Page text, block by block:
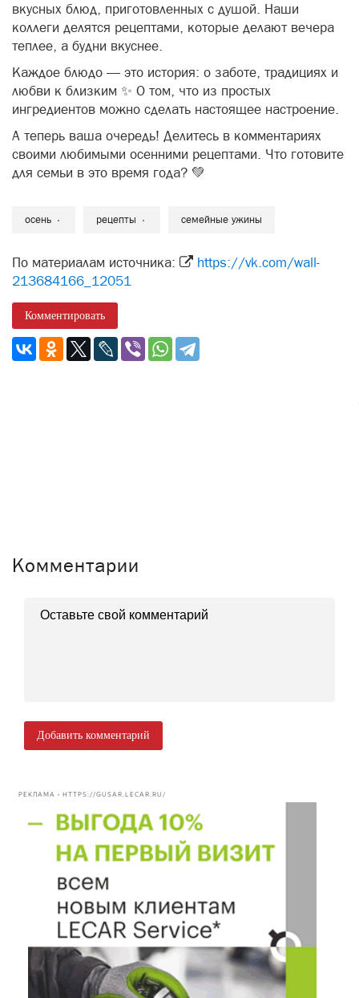
вкусных блюд, приготовленных с душой. Наши
коллеги делятся рецептами, которые делают вечера
теплее, а будни вкуснее.
Каждое блюдо — это история: о заботе, традициях и
любви к близким ✨ О том, что из простых
ингредиентов можно сделать настоящее настроение.
А теперь ваша очередь! Делитесь в комментариях
своими любимыми осенними рецептами. Что готовите
для семьи в это время года? 💚
осень рецепты семейные ужины
По материалам источника:
https://vk.com/wall-
213684166_12051
Комментировать
Комментарии
Добавить комментарий
РЕКЛАМА • HTTPS://GUSAR.LECAR.RU/